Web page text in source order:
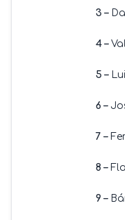
3 –
4 –
5 –
6 –
7 –
8 –
9 –